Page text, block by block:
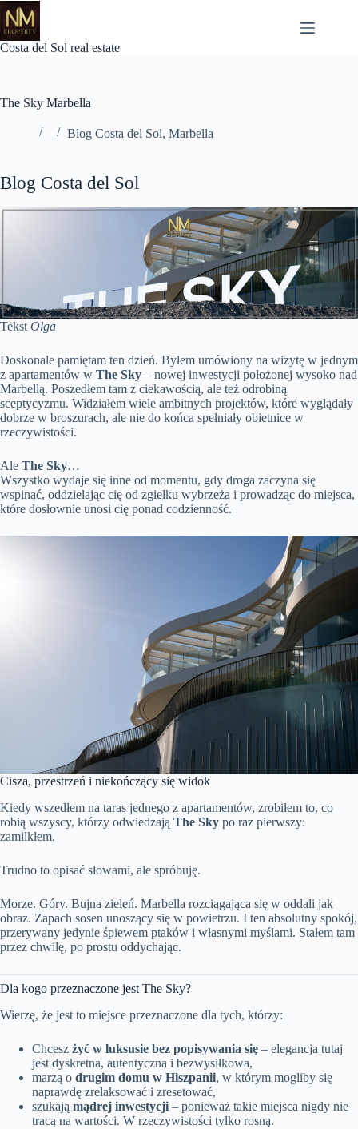
Przejdź
do
treści
Costa del Sol real estate
The Sky Marbella
Blog Costa del Sol, Marbella
Blog Costa del Sol
Tekst Olga
Doskonale pamiętam ten dzień. Byłem umówiony na wizytę w jednym
z apartamentów w The Sky – nowej inwestycji położonej wysoko nad
Marbellą. Poszedłem tam z ciekawością, ale też odrobiną
sceptycyzmu. Widziałem wiele ambitnych projektów, które wyglądały
dobrze w broszurach, ale nie do końca spełniały obietnice w
rzeczywistości.
Ale The Sky…
Wszystko wydaje się inne od momentu, gdy droga zaczyna się
wspinać, oddzielając cię od zgiełku wybrzeża i prowadząc do miejsca,
które dosłownie unosi cię ponad codzienność.
Cisza, przestrzeń i niekończący się widok
Kiedy wszedłem na taras jednego z apartamentów, zrobiłem to, co
robią wszyscy, którzy odwiedzają The Sky po raz pierwszy:
zamilkłem.
Trudno to opisać słowami, ale spróbuję.
Morze. Góry. Bujna zieleń. Marbella rozciągająca się w oddali jak
obraz. Zapach sosen unoszący się w powietrzu. I ten absolutny spokój,
przerywany jedynie śpiewem ptaków i własnymi myślami. Stałem tam
przez chwilę, po prostu oddychając.
Dla kogo przeznaczone jest The Sky?
Wierzę, że jest to miejsce przeznaczone dla tych, którzy:
Chcesz żyć w luksusie bez popisywania się – elegancja tutaj
jest dyskretna, autentyczna i bezwysiłkowa,
marzą o drugim domu w Hiszpanii, w którym mogliby się
naprawdę zrelaksować i zresetować,
szukają mądrej inwestycji – ponieważ takie miejsca nigdy nie
tracą na wartości. W rzeczywistości tylko rosną.